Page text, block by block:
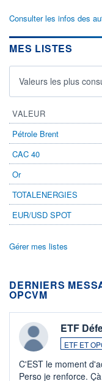
Consulter les infos des
MES LISTES
Valeurs les plus
VALEUR
Pétrole Brent
CAC 40
Or
TOTALENERGIES
EUR/USD SPOT
Gérer mes listes
DERNIERS
OPCVM
ETF
ETF ET
C'EST le moment
Perso je renforce.